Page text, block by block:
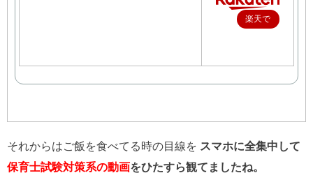
楽天で
それからはご飯を食べてる時の目線を スマホに全集中して
保育士試験対策系の動画をひたすら観てましたね。